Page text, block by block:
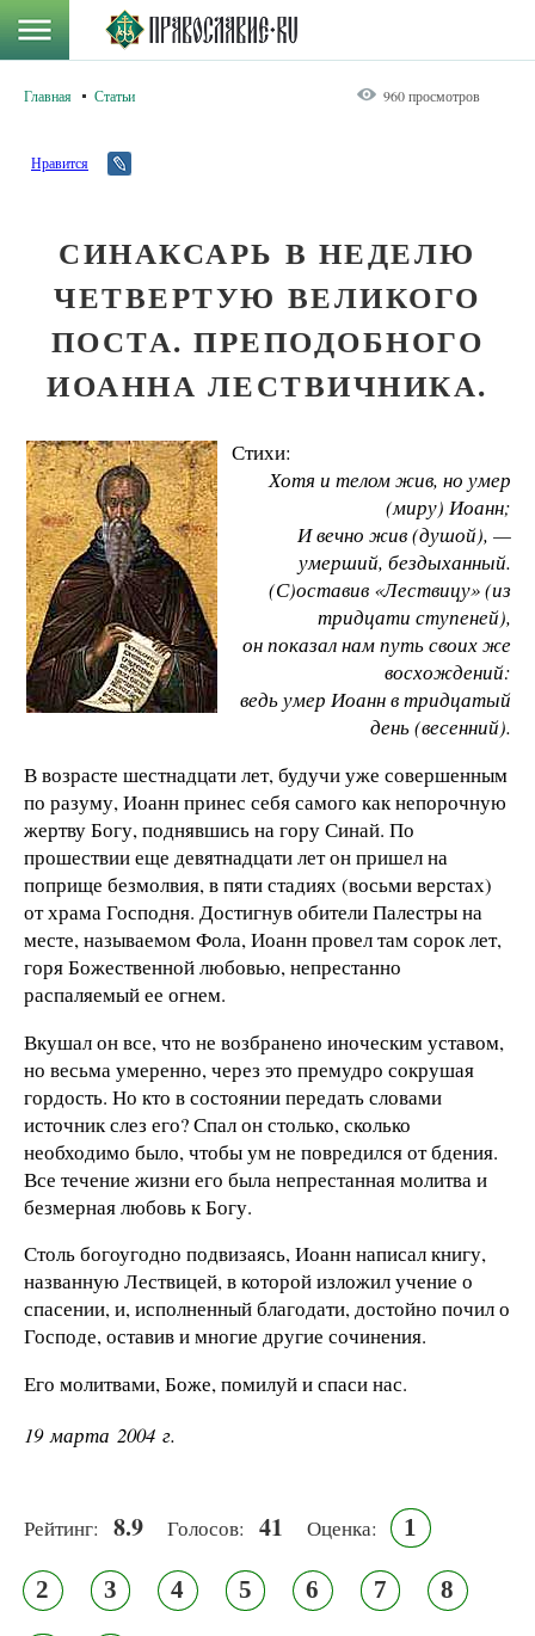
Главная Статьи 960 просмотров
Нравится
СИНАКСАРЬ В НЕДЕЛЮ
ЧЕТВЕРТУЮ ВЕЛИКОГО
ПОСТА. ПРЕПОДОБНОГО
ИОАННА ЛЕСТВИЧНИКА.
Стихи:
Хотя и телом жив, но умер
(миру) Иоанн;
И вечно жив (душой), —
умерший, бездыханный.
(С)оставив «Лествицу» (из
тридцати ступеней),
он показал нам путь своих же
восхождений:
ведь умер Иоанн в тридцатый
день (весенний).
В возрасте шестнадцати лет, будучи уже совершенным
по разуму, Иоанн принес себя самого как непорочную
жертву Богу, поднявшись на гору Синай. По
прошествии еще девятнадцати лет он пришел на
поприще безмолвия, в пяти стадиях (восьми верстах)
от храма Господня. Достигнув обители Палестры на
месте, называемом Фола, Иоанн провел там сорок лет,
горя Божественной любовью, непрестанно
распаляемый ее огнем.
Вкушал он все, что не возбранено иноческим уставом,
но весьма умеренно, через это премудро сокрушая
гордость. Но кто в состоянии передать словами
источник слез его? Спал он столько, сколько
необходимо было, чтобы ум не повредился от бдения.
Все течение жизни его была непрестанная молитва и
безмерная любовь к Богу.
Столь богоугодно подвизаясь, Иоанн написал книгу,
названную Лествицей, в которой изложил учение о
спасении, и, исполненный благодати, достойно почил о
Господе, оставив и многие другие сочинения.
Его молитвами, Боже, помилуй и спаси нас.
19 марта 2004 г.
Рейтинг: 8.9 Голосов: 41 Оценка: 1
2 3 4 5 6 7 8